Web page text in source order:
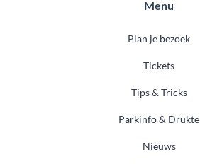
Menu
Plan je bezoek
Tickets
Tips & Tricks
Parkinfo & Drukte
Nieuws